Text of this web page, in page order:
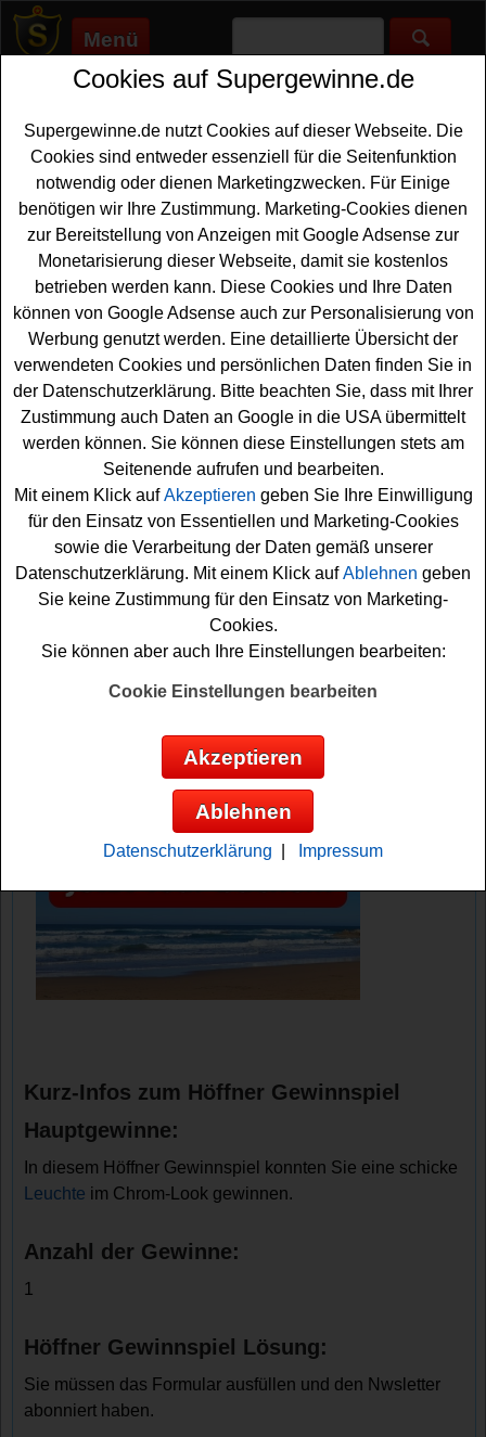
Menü
Supergewinne.de>Gewinnspiele>Technik Gewinnspiele>
Anzeige:
Anzeige:
Höffner Gewinnspiel - stylische
Leuchte gewinnen
Wer gern eine stylischeLeuchte gewinnenmöchte, sollte
bei diesem kostenlosen Höffner Gewinnspiel mitmachen.
Möbel Höffner verlost eine schicke Bogenleuchte im
Chrom-Look - und mit etwas Glück können Sie diese
Lampe gewinnen . Falls Sie an dem Höffner Gewinnspiel
gratis teilnehmen möchten, müssen Sie nur kurz das
kleine Formular ausfüllen. Vielleicht haben Sie ja Glück
und können die coole Leuchte gewinnen? Auf jeden Fall
drücken wir schon einmal fest die Daumen. Viel Erfolg!
Höffner verlost eine schicke Leuchte im
Kurz-Infos zum Höffner Gewinnspiel
Hauptgewinne:
In diesem Höffner Gewinnspiel konnten Sie eine schicke
Leuchte im Chrom-Look gewinnen.
Anzahl der Gewinne:
1
Höffner Gewinnspiel Lösung:
Sie müssen das Formular ausfüllen und den Nwsletter
abonniert haben.
Cookies auf Supergewinne.de
Supergewinne.de nutzt Cookies auf dieser Webseite. Die
Cookies sind entweder essenziell für die Seitenfunktion
notwendig oder dienen Marketingzwecken. Für Einige
benötigen wir Ihre Zustimmung. Marketing-Cookies dienen
zur Bereitstellung von Anzeigen mit Google Adsense zur
Monetarisierung dieser Webseite, damit sie kostenlos
betrieben werden kann. Diese Cookies und Ihre Daten
können von Google Adsense auch zur Personalisierung von
Werbung genutzt werden. Eine detaillierte Übersicht der
verwendeten Cookies und persönlichen Daten finden Sie in
der Datenschutzerklärung. Bitte beachten Sie, dass mit Ihrer
Zustimmung auch Daten an Google in die USA übermittelt
werden können. Sie können diese Einstellungen stets am
Seitenende aufrufen und bearbeiten.
Mit einem Klick aufAkzeptieren geben Sie Ihre Einwilligung
für den Einsatz von Essentiellen und Marketing-Cookies
sowie die Verarbeitung der Daten gemäß unserer
Datenschutzerklärung. Mit einem Klick aufAblehnen geben
Sie keine Zustimmung für den Einsatz von Marketing-
Cookies.
Sie können aber auch Ihre Einstellungen bearbeiten:
Cookie Einstellungen bearbeiten
Akzeptieren
Ablehnen
Datenschutzerklärung Impressum